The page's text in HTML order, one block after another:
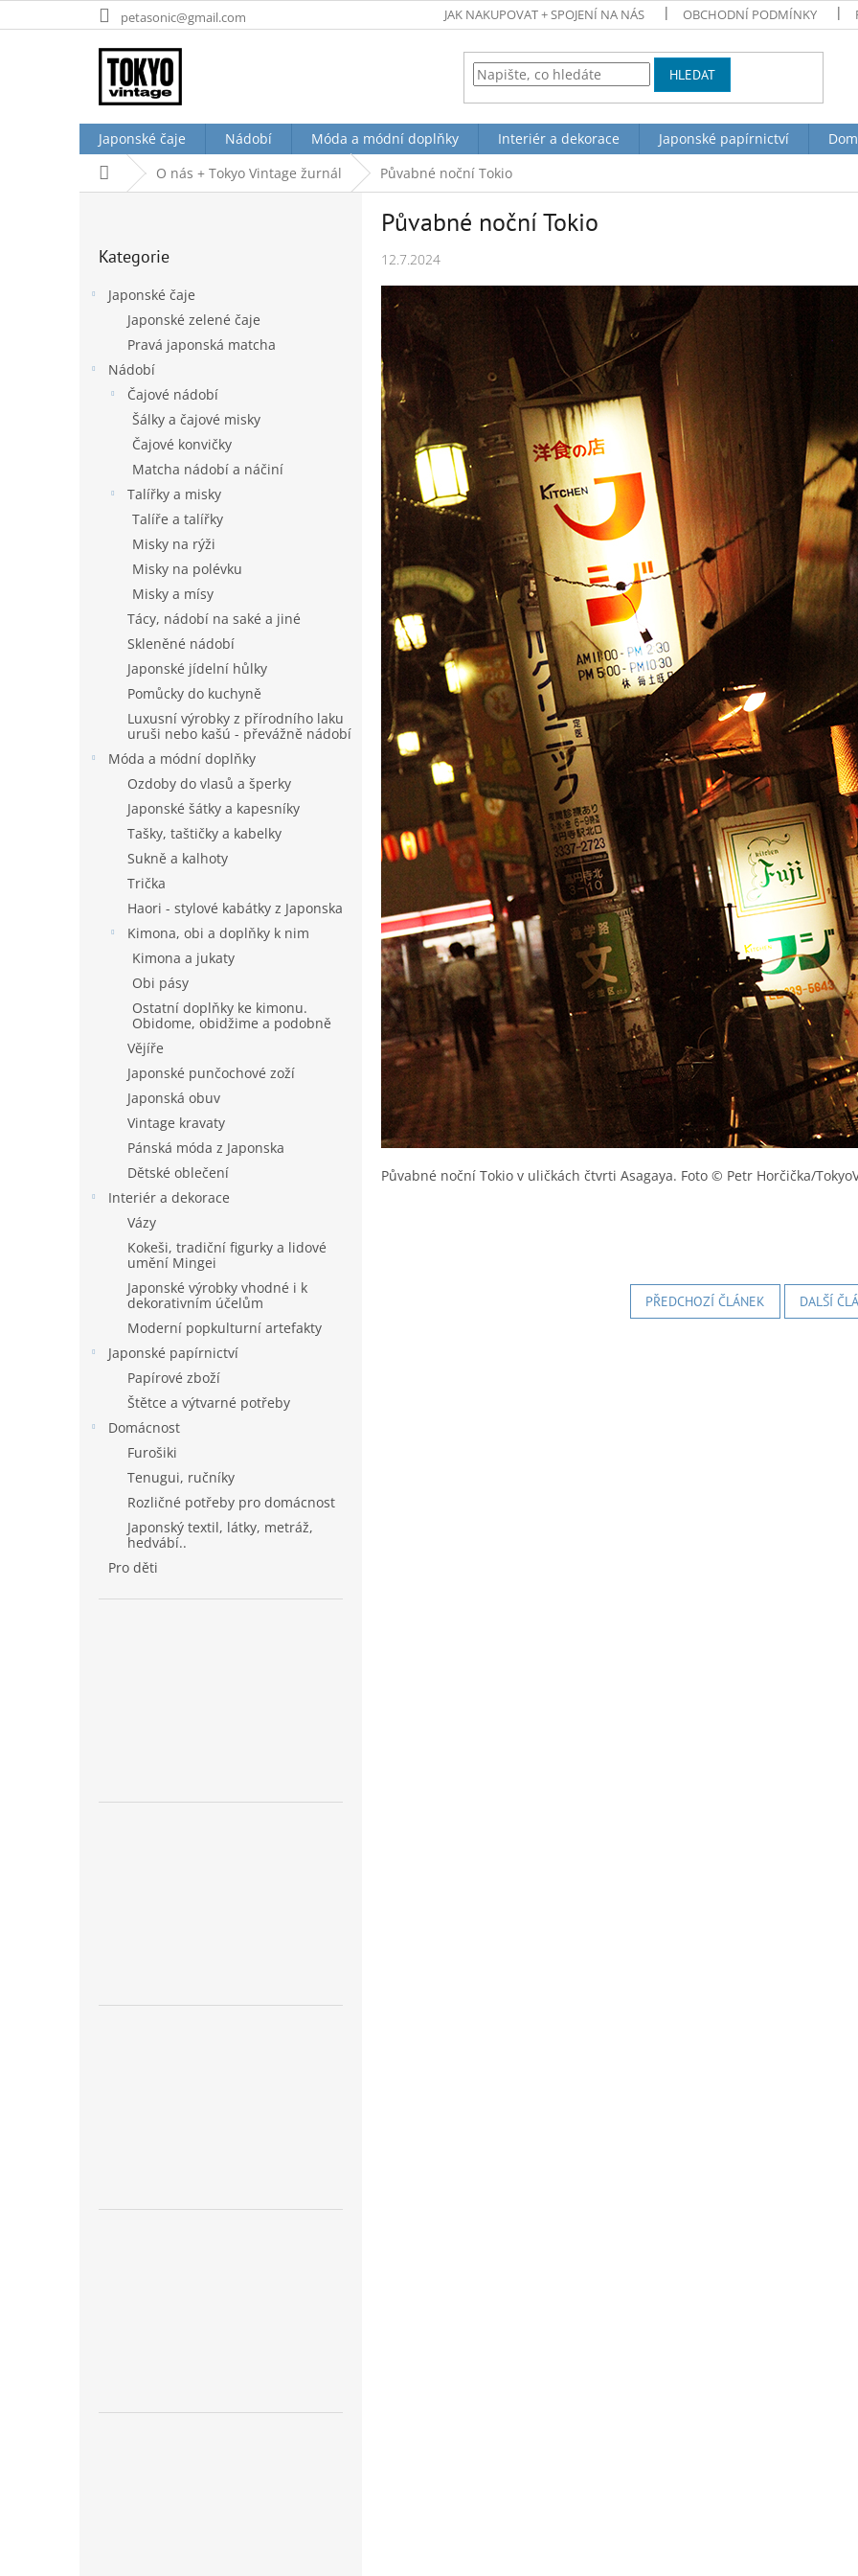
na
petasonic@gmail.com JAK NAKUPOVAT + SPOJENÍ NA NÁS OBCHODNÍ PODMÍNKY
HLEDAT
Japonské čaje Nádobí Móda a módní doplňky Interiér a dekorace Japonské papírnictví
Domů O nás + Tokyo Vintage žurnál Půvabné noční Tokio
kategorie
Kategorie
Japonské čaje
Japonské zelené čaje
Pravá japonská matcha
Nádobí
Čajové nádobí
Šálky a čajové misky
Čajové konvičky
Matcha nádobí a náčiní
Talířky a misky
Talíře a talířky
Misky na rýži
Misky na polévku
Misky a mísy
Tácy, nádobí na saké a jiné
Skleněné nádobí
Japonské jídelní hůlky
Pomůcky do kuchyně
Luxusní výrobky z přírodního laku
uruši nebo kašú - převážně nádobí
Móda a módní doplňky
Ozdoby do vlasů a šperky
Japonské šátky a kapesníky
Tašky, taštičky a kabelky
Sukně a kalhoty
Trička
Haori - stylové kabátky z Japonska
Kimona, obi a doplňky k nim
Kimona a jukaty
Obi pásy
Ostatní doplňky ke kimonu.
Obidome, obidžime a podobně
Vějíře
Japonské punčochové zoží
Japonská obuv
Vintage kravaty
Pánská móda z Japonska
Dětské oblečení
Interiér a dekorace
Vázy
Kokeši, tradiční figurky a lidové
umění Mingei
Japonské výrobky vhodné i k
dekorativním účelům
Moderní popkulturní artefakty
Japonské papírnictví
Papírové zboží
Štětce a výtvarné potřeby
Domácnost
Furošiki
Tenugui, ručníky
Rozličné potřeby pro domácnost
Japonský textil, látky, metráž,
hedvábí..
Pro děti
Půvabné noční Tokio
12.7.2024
Půvabné noční Tokio v uličkách čtvrti Asagaya. Foto © Petr Horčička/
PŘEDCHOZÍ ČLÁNEK DALŠÍ